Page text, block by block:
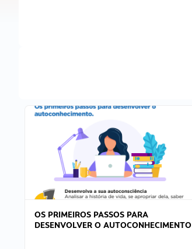
OS PRIMEIROS PASSOS PARA
DESENVOLVER O AUTOCONHECIMENTO